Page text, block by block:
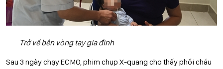
Trở về bên vòng tay gia đình
Sau 3 ngày chạy ECMO, phim chụp X-quang cho thấy phổi cháu